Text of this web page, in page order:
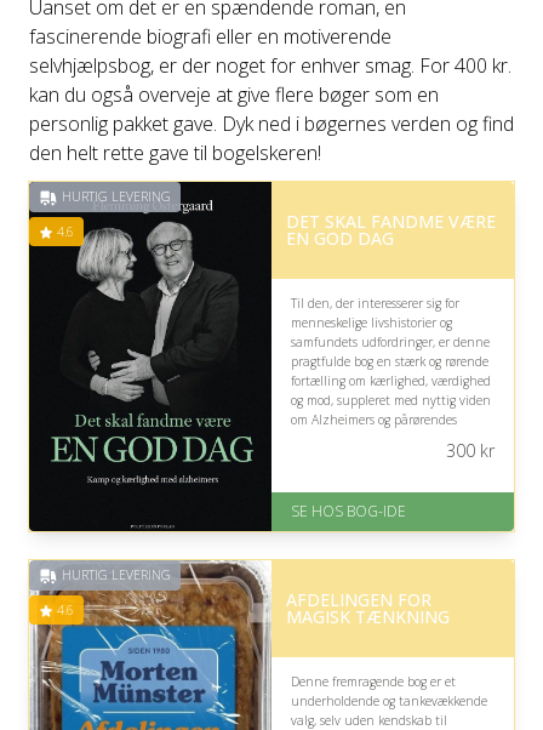
Uanset om det er en spændende roman, en
fascinerende biografi eller en motiverende
selvhjælpsbog, er der noget for enhver smag. For 400 kr.
kan du også overveje at give flere bøger som en
personlig pakket gave. Dyk ned i bøgernes verden og find
den helt rette gave til bogelskeren!
HURTIG LEVERING
4.6 DET SKAL FANDME VÆRE
EN GOD DAG
Til den, der interesserer sig for
menneskelige livshistorier og
samfundets udfordringer, er denne
pragtfulde bog en stærk og rørende
fortælling om kærlighed, værdighed
og mod, suppleret med nyttig viden
om Alzheimers og pårørendes
forventet leveringstid
Fremragende Trustpilot rating
300kr
SE HOS BOG-IDE
HURTIG LEVERING
4.6 AFDELINGEN FOR
MAGISK TÆNKNING
Denne fremragende bog er et
underholdende og tankevækkende
valg, selv uden kendskab til